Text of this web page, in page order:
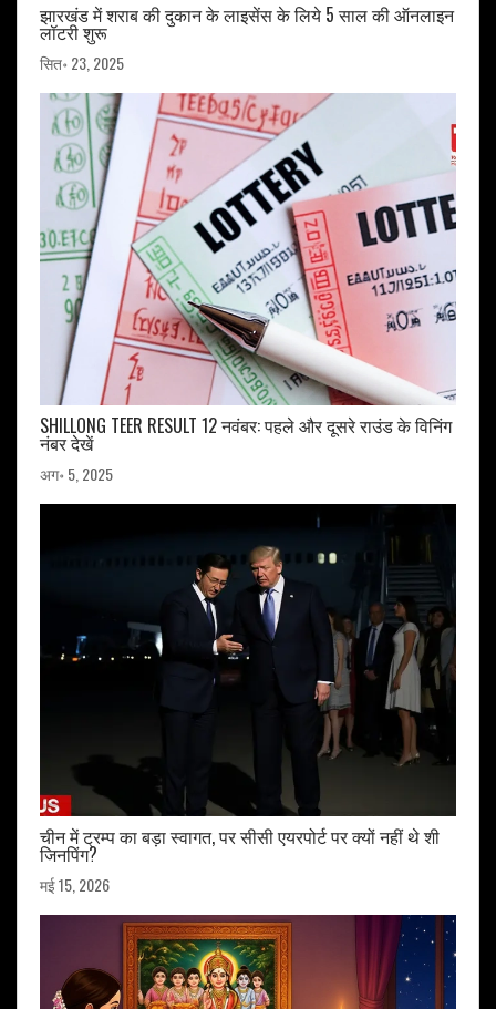
झारखंड में शराब की दुकान के लाइसेंस के लिये 5 साल की ऑनलाइन
लॉटरी शुरू
सित॰ 23, 2025
SHILLONG TEER RESULT 12 नवंबर: पहले और दूसरे राउंड के विनिंग
नंबर देखें
अग॰ 5, 2025
चीन में ट्रम्प का बड़ा स्वागत, पर सीसी एयरपोर्ट पर क्यों नहीं थे शी
जिनपिंग?
मई 15, 2026